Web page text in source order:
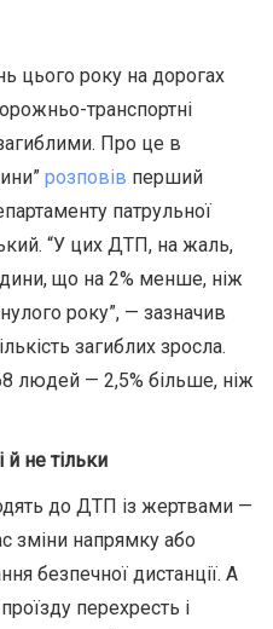
цього року на дорогах
транспортні
Про це в
розповів перший
патрульної
“У цих ДТП, на жаль,
що на 2% менше, ніж
року”, — зазначив
загиблих зросла.
людей — 2,5% більше, ніж
не тільки
до ДТП із жертвами —
зміни напрямку або
безпечної дистанції. А
перехресть і